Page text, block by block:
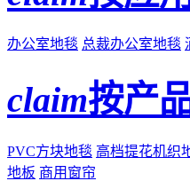
办公室地毯 总裁办公室地毯
claim按产
PVC方块地毯 高档提花机织
地板 商用窗帘